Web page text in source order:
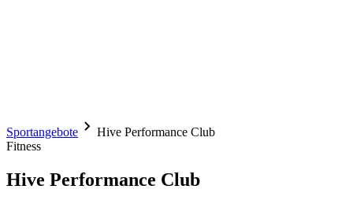
Sportangebote
Hive Performance Club
Fitness
Hive Performance Club